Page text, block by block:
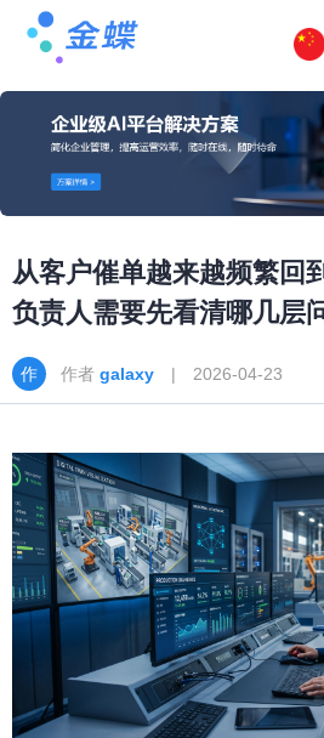
从客户催单越来越频繁回
负责人需要先看清哪几层
作者 galaxy | 2026-04-23